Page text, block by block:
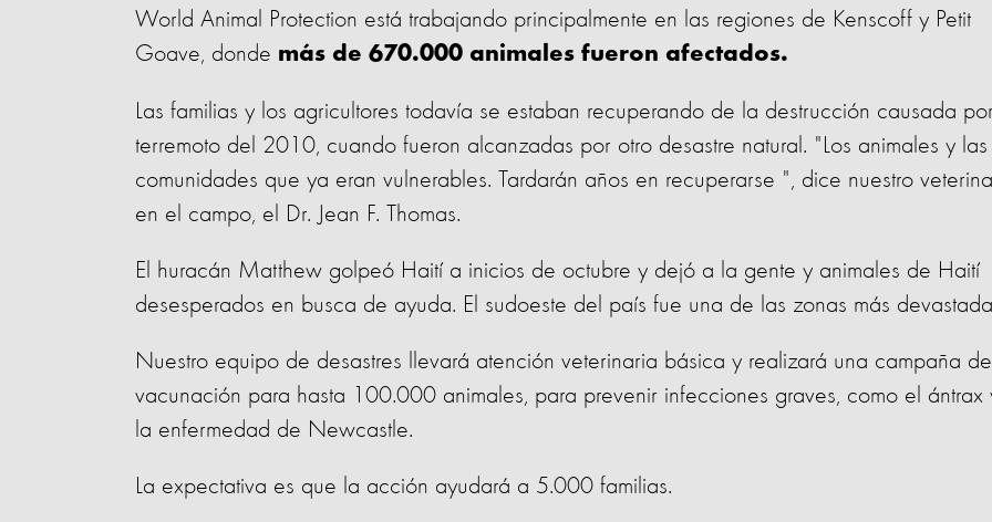
World Animal Protection está trabajando principalmente en las regiones de Kenscoff y Petit
Goave, donde más de 670.000 animales fueron afectados.
Las familias y los agricultores todavía se estaban recuperando de la destrucción causada
terremoto del 2010, cuando fueron alcanzadas por otro desastre natural. "Los animales y las
comunidades que ya eran vulnerables. Tardarán años en recuperarse ", dice nuestro
en el campo, el Dr. Jean F. Thomas.
El huracán Matthew golpeó Haití a inicios de octubre y dejó a la gente y animales de Haití
desesperados en busca de ayuda. El sudoeste del país fue una de las zonas más
Nuestro equipo de desastres llevará atención veterinaria básica y realizará una campaña de
vacunación para hasta 100.000 animales, para prevenir infecciones graves, como el ántrax
la enfermedad de Newcastle.
La expectativa es que la acción ayudará a 5.000 familias.